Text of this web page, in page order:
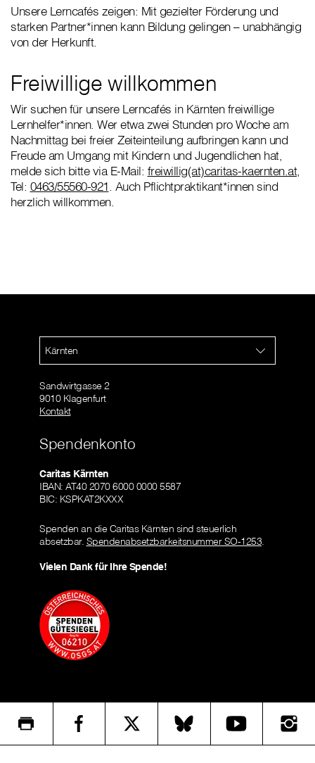
Unsere Lerncafés zeigen: Mit gezielter Förderung und
starken Partner*innen kann Bildung gelingen – unabhängig
von der Herkunft.
Freiwillige willkommen
Wir suchen für unsere Lerncafés in Kärnten freiwillige
Lernhelfer*innen. Wer etwa zwei Stunden pro Woche am
Nachmittag bei freier Zeiteinteilung aufbringen kann und
Freude am Umgang mit Kindern und Jugendlichen hat,
melde sich bitte via E-Mail: freiwillig(at)caritas-kaernten.at,
Tel: 0463/55560-921. Auch Pflichtpraktikant*innen sind
herzlich willkommen.
Kärnten
Sandwirtgasse 2
9010 Klagenfurt
Kontakt
Spendenkonto
Caritas Kärnten
IBAN: AT40 2070 6000 0000 5587
BIC: KSPKAT2KXXX
Spenden an die Caritas Kärnten sind steuerlich
absetzbar. Spendenabsetzbarkeitsnummer SO-1253.
Vielen Dank für Ihre Spende!